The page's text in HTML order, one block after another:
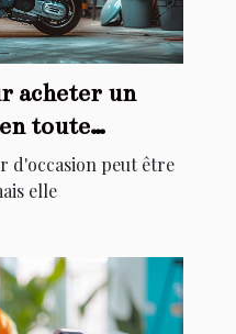
acheter un
toute
d'occasion peut être
elle